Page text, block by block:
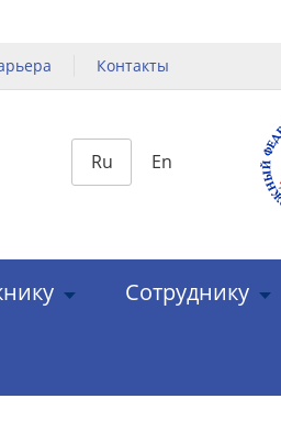
Контакты
Ru En
Сотруднику